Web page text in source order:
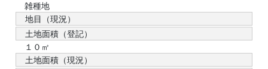
雑種地
地目（現況）
土地面積（登記）
１０㎡
土地面積（現況）